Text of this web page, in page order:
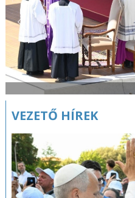
VEZETŐ HÍREK